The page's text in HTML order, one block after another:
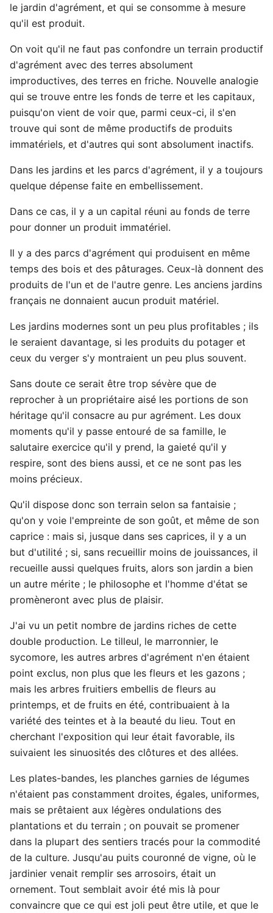
le jardin d'agrément, et qui se consomme à mesure
qu'il est produit.
On voit qu'il ne faut pas confondre un terrain productif
d'agrément avec des terres absolument
improductives, des terres en friche. Nouvelle analogie
qui se trouve entre les fonds de terre et les capitaux,
puisqu'on vient de voir que, parmi ceux-ci, il s'en
trouve qui sont de même productifs de produits
immatériels, et d'autres qui sont absolument inactifs.
Dans les jardins et les parcs d'agrément, il y a toujours
quelque dépense faite en embellissement.
Dans ce cas, il y a un capital réuni au fonds de terre
pour donner un produit immatériel.
Il y a des parcs d'agrément qui produisent en même
temps des bois et des pâturages. Ceux-là donnent des
produits de l'un et de l'autre genre. Les anciens jardins
français ne donnaient aucun produit matériel.
Les jardins modernes sont un peu plus profitables ; ils
le seraient davantage, si les produits du potager et
ceux du verger s'y montraient un peu plus souvent.
Sans doute ce serait être trop sévère que de
reprocher à un propriétaire aisé les portions de son
héritage qu'il consacre au pur agrément. Les doux
moments qu'il y passe entouré de sa famille, le
salutaire exercice qu'il y prend, la gaieté qu'il y
respire, sont des biens aussi, et ce ne sont pas les
moins précieux.
Qu'il dispose donc son terrain selon sa fantaisie ;
qu'on y voie l'empreinte de son goût, et même de son
caprice : mais si, jusque dans ses caprices, il y a un
but d'utilité ; si, sans recueillir moins de jouissances, il
recueille aussi quelques fruits, alors son jardin a bien
un autre mérite ; le philosophe et l'homme d'état se
promèneront avec plus de plaisir.
J'ai vu un petit nombre de jardins riches de cette
double production. Le tilleul, le marronnier, le
sycomore, les autres arbres d'agrément n'en étaient
point exclus, non plus que les fleurs et les gazons ;
mais les arbres fruitiers embellis de fleurs au
printemps, et de fruits en été, contribuaient à la
variété des teintes et à la beauté du lieu. Tout en
cherchant l'exposition qui leur était favorable, ils
suivaient les sinuosités des clôtures et des allées.
Les plates-bandes, les planches garnies de légumes
n'étaient pas constamment droites, égales, uniformes,
mais se prêtaient aux légères ondulations des
plantations et du terrain ; on pouvait se promener
dans la plupart des sentiers tracés pour la commodité
de la culture. Jusqu'au puits couronné de vigne, où le
jardinier venait remplir ses arrosoirs, était un
ornement. Tout semblait avoir été mis là pour
convaincre que ce qui est joli peut être utile, et que le